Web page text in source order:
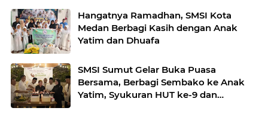
Hangatnya Ramadhan, SMSI Kota
Medan Berbagi Kasih dengan Anak
Yatim dan Dhuafa
SMSI Sumut Gelar Buka Puasa
Bersama, Berbagi Sembako ke Anak
Yatim, Syukuran HUT ke-9 dan